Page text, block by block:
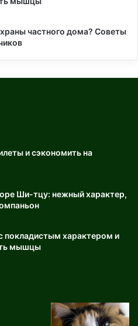
частного дома? Советы
и сэкономить на
Ши-тцу: нежный характер,
покладистым характером и
мышцы